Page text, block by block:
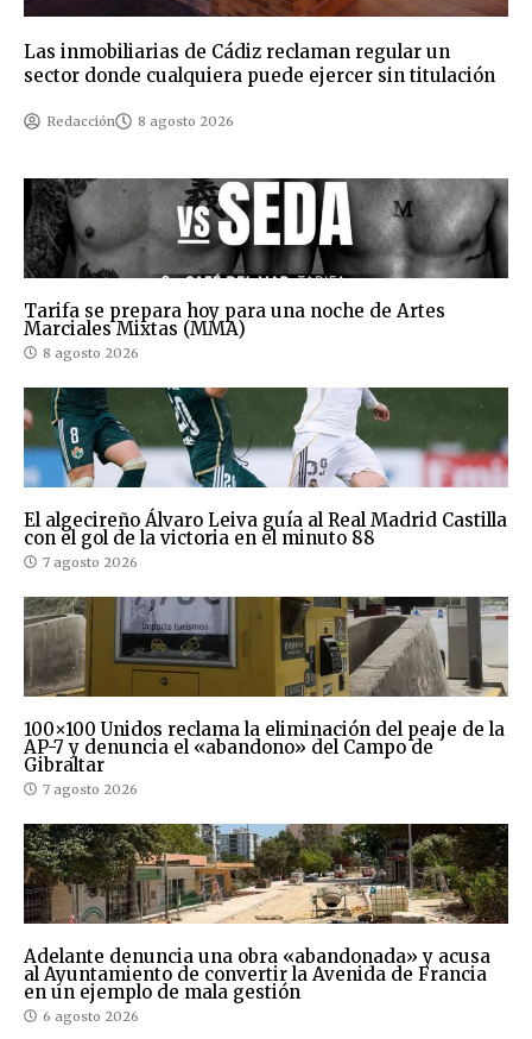
Las inmobiliarias de Cádiz reclaman regular un
sector donde cualquiera puede ejercer sin titulación
Redacción 8 agosto 2026
Tarifa se prepara hoy para una noche de Artes
Marciales Mixtas (MMA)
8 agosto 2026
El algecireño Álvaro Leiva guía al Real Madrid Castilla
con el gol de la victoria en el minuto 88
7 agosto 2026
100×100 Unidos reclama la eliminación del peaje de la
AP-7 y denuncia el «abandono» del Campo de
Gibraltar
7 agosto 2026
Adelante denuncia una obra «abandonada» y acusa
al Ayuntamiento de convertir la Avenida de Francia
en un ejemplo de mala gestión
6 agosto 2026